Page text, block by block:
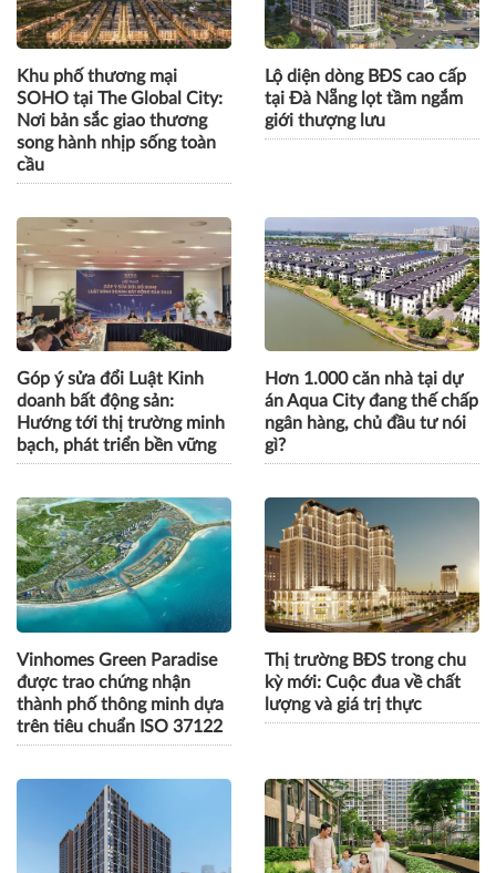
CÙNG CHUYÊN MỤC
Khu phố thương mại
SOHO tại The Global City:
Nơi bản sắc giao thương
song hành nhịp sống toàn
cầu
Lộ diện dòng BĐS cao cấp
tại Đà Nẵng lọt tầm ngắm
giới thượng lưu
Góp ý sửa đổi Luật Kinh
doanh bất động sản:
Hướng tới thị trường minh
bạch, phát triển bền vững
Hơn 1.000 căn nhà tại dự
án Aqua City đang thế chấp
ngân hàng, chủ đầu tư nói
gì?
Vinhomes Green Paradise
được trao chứng nhận
thành phố thông minh dựa
Thị trường BĐS trong chu
kỳ mới: Cuộc đua về chất
lượng và giá trị thực